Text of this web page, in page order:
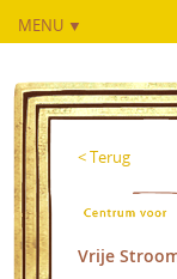
MENU ▼
< Terug
Vrije